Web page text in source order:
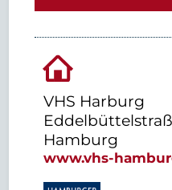
VHS Harburg
Hamburg
www.vhs-